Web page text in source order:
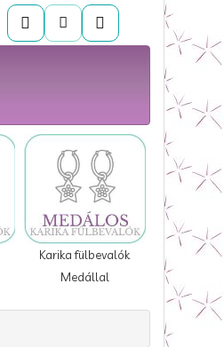
Karika fülbevalók
Medállal